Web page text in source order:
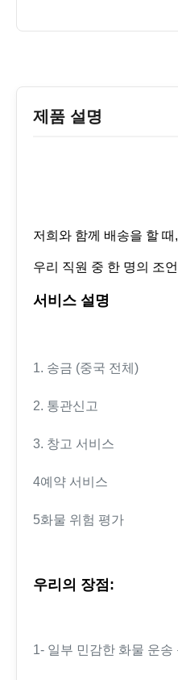
제품 설명
저희와 함께 배송을 할
우리 직원 중 한 명의 조
서비스 설명
1. 송금 (중국 전체)
2. 통관신고
3. 창고 서비스
4예약 서비스
5화물 위험 평가
우리의 장점:
1- 일부 민감한 화물 운송